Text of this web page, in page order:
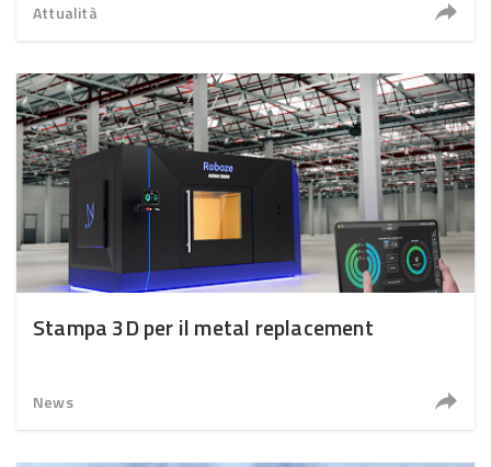
Attualità
Stampa 3D per il metal replacement
News